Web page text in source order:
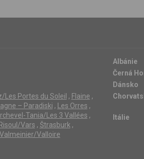
Albánie
Černá
Dánsko
Les Portes du Soleil , Flaine ,
– Paradiski , Les Orres ,
Tania/Les 3 Vallées ,
Risoul/Vars , Štrasburk,
Valmeinier/Valloire
Itálie